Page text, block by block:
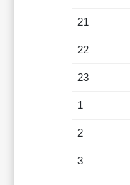
21
22
23
1
2
3